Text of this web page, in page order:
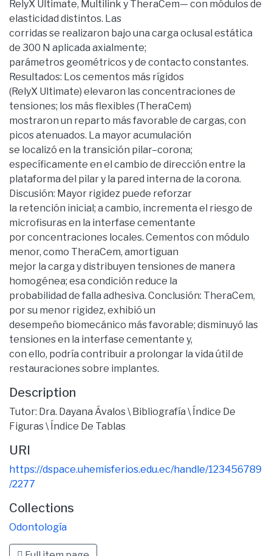
RelyX Ultimate, Multilink y TheraCem— con módulos de
elasticidad distintos. Las
corridas se realizaron bajo una carga oclusal estática
de 300 N aplicada axialmente;
parámetros geométricos y de contacto constantes.
Resultados: Los cementos más rígidos
(RelyX Ultimate) elevaron las concentraciones de
tensiones; los más flexibles (TheraCem)
mostraron un reparto más favorable de cargas, con
picos atenuados. La mayor acumulación
se localizó en la transición pilar–corona;
específicamente en el cambio de dirección entre la
plataforma del pilar y la pared interna de la corona.
Discusión: Mayor rigidez puede reforzar
la retención inicial; a cambio, incrementa el riesgo de
microfisuras en la interfase cementante
por concentraciones locales. Cementos con módulo
menor, como TheraCem, amortiguan
mejor la carga y distribuyen tensiones de manera
homogénea; esa condición reduce la
probabilidad de falla adhesiva. Conclusión: TheraCem,
por su menor rigidez, exhibió un
desempeño biomecánico más favorable; disminuyó las
tensiones en la interfase cementante y,
con ello, podría contribuir a prolongar la vida útil de
restauraciones sobre implantes.
Description
Tutor: Dra. Dayana Ávalos \ Bibliografía \ Índice De
Figuras \ Índice De Tablas
URI
https://dspace.uhemisferios.edu.ec/handle/123456789
/2277
Collections
Odontología